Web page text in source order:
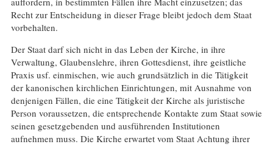
Recht zur Entscheidung in dieser Frage bleibt jedoch dem Staat
vorbehalten.
Der Staat darf sich nicht in das Leben der Kirche, in ihre
Verwaltung, Glaubenslehre, ihren Gottesdienst, ihre geistliche
Praxis usf. einmischen, wie auch grundsätzlich in die Tätigkeit
der kanonischen kirchlichen Einrichtungen, mit Ausnahme von
denjenigen Fällen, die eine Tätigkeit der Kirche als juristische
Person voraussetzen, die entsprechende Kontakte zum Staat sowie
seinen gesetzgebenden und ausführenden Institutionen
aufnehmen muss. Die Kirche erwartet vom Staat Achtung ihrer